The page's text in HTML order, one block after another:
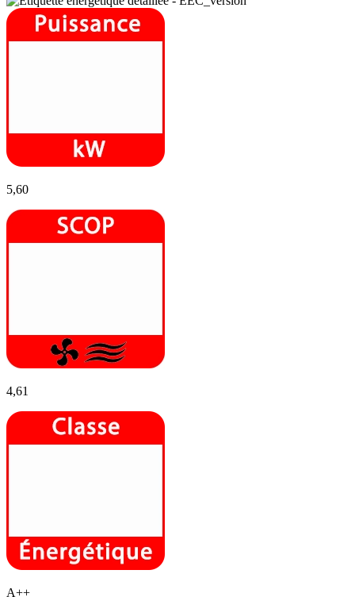
5,60
4,61
A++